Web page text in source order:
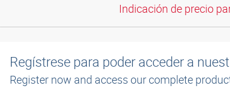
Indicación de precio
Regístrese para poder acceder a
Register now and access our complete